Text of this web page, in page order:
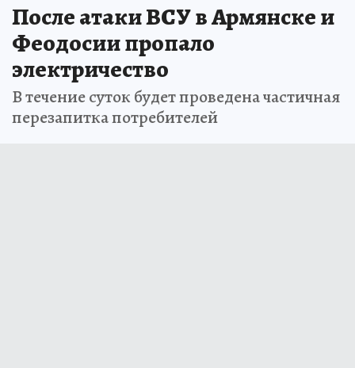
После атаки ВСУ в Армянске и
Феодосии пропало
электричество
В течение суток будет проведена частичная
перезапитка потребителей